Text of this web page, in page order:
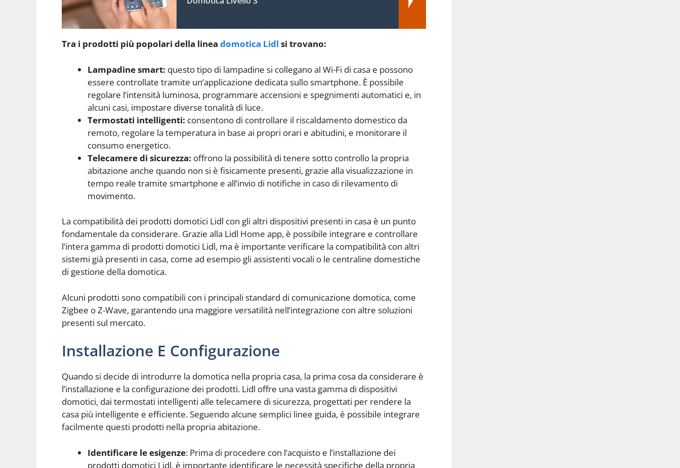
Tra i prodotti più popolari della linea domotica Lidl si trovano:
Lampadine smart: questo tipo di lampadine si collegano al Wi-Fi di casa e possono
essere controllate tramite un’applicazione dedicata sullo smartphone. È possibile
regolare l’intensità luminosa, programmare accensioni e spegnimenti automatici e, in
alcuni casi, impostare diverse tonalità di luce.
Termostati intelligenti: consentono di controllare il riscaldamento domestico da
remoto, regolare la temperatura in base ai propri orari e abitudini, e monitorare il
consumo energetico.
Telecamere di sicurezza: offrono la possibilità di tenere sotto controllo la propria
abitazione anche quando non si è fisicamente presenti, grazie alla visualizzazione in
tempo reale tramite smartphone e all’invio di notifiche in caso di rilevamento di
movimento.
La compatibilità dei prodotti domotici Lidl con gli altri dispositivi presenti in casa è un punto
fondamentale da considerare. Grazie alla Lidl Home app, è possibile integrare e controllare
l’intera gamma di prodotti domotici Lidl, ma è importante verificare la compatibilità con altri
sistemi già presenti in casa, come ad esempio gli assistenti vocali o le centraline domestiche
di gestione della domotica.
Alcuni prodotti sono compatibili con i principali standard di comunicazione domotica, come
Zigbee o Z-Wave, garantendo una maggiore versatilità nell’integrazione con altre soluzioni
presenti sul mercato.
Installazione E Configurazione
Quando si decide di introdurre la domotica nella propria casa, la prima cosa da considerare è
l’installazione e la configurazione dei prodotti. Lidl offre una vasta gamma di dispositivi
domotici, dai termostati intelligenti alle telecamere di sicurezza, progettati per rendere la
casa più intelligente e efficiente. Seguendo alcune semplici linee guida, è possibile integrare
facilmente questi prodotti nella propria abitazione.
Identificare le esigenze: Prima di procedere con l’acquisto e l’installazione dei
prodotti domotici Lidl, è importante identificare le necessità specifiche della propria